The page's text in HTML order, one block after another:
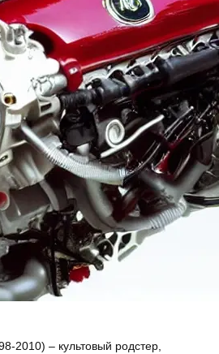
2010) – культовый родстер,